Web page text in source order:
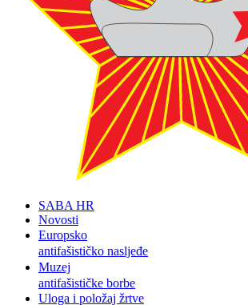
SABA HR
Novosti
Europsko
antifašističko nasljeđe
Muzej
antifašističke borbe
Uloga i položaj žrtve